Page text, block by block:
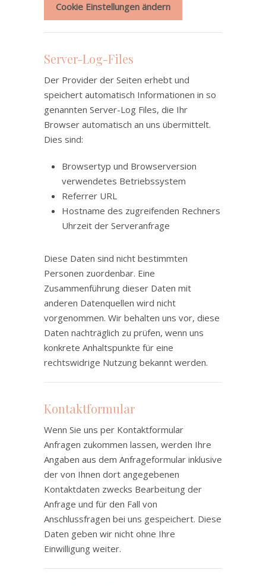
Cookie Einstellungen ändern
Server-Log-Files
Der Provider der Seiten erhebt und
speichert automatisch Informationen in so
genannten Server-Log Files, die Ihr
Browser automatisch an uns übermittelt.
Dies sind:
Browsertyp und Browserversion
verwendetes Betriebssystem
Referrer URL
Hostname des zugreifenden Rechners
Uhrzeit der Serveranfrage
Diese Daten sind nicht bestimmten
Personen zuordenbar. Eine
Zusammenführung dieser Daten mit
anderen Datenquellen wird nicht
vorgenommen. Wir behalten uns vor, diese
Daten nachträglich zu prüfen, wenn uns
konkrete Anhaltspunkte für eine
rechtswidrige Nutzung bekannt werden.
Kontaktformular
Wenn Sie uns per Kontaktformular
Anfragen zukommen lassen, werden Ihre
Angaben aus dem Anfrageformular inklusive
der von Ihnen dort angegebenen
Kontaktdaten zwecks Bearbeitung der
Anfrage und für den Fall von
Anschlussfragen bei uns gespeichert. Diese
Daten geben wir nicht ohne Ihre
Einwilligung weiter.